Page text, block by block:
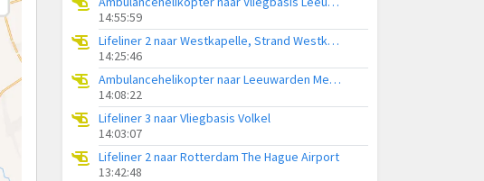
14:55:59
Lifeliner 2 naar Westkapelle, Strand Westkapelle
14:25:46
Ambulancehelikopter naar Leeuwarden Medical Center Heliport
14:08:22
Lifeliner 3 naar Vliegbasis Volkel
14:03:07
Lifeliner 2 naar Rotterdam The Hague Airport
13:42:48